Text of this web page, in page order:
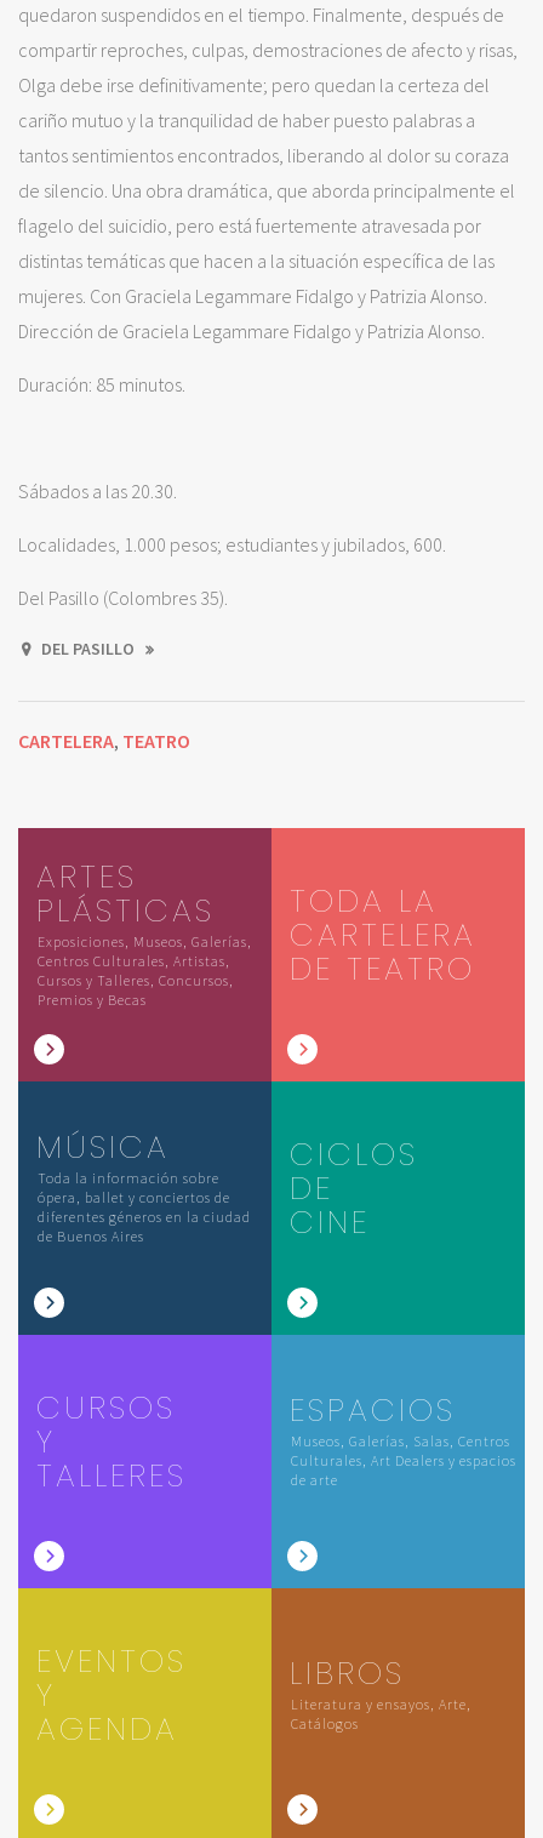
quedaron suspendidos en el tiempo. Finalmente, después de
compartir reproches, culpas, demostraciones de afecto y risas,
Olga debe irse definitivamente; pero quedan la certeza del
cariño mutuo y la tranquilidad de haber puesto palabras a
tantos sentimientos encontrados, liberando al dolor su coraza
de silencio. Una obra dramática, que aborda principalmente el
flagelo del suicidio, pero está fuertemente atravesada por
distintas temáticas que hacen a la situación específica de las
mujeres. Con Graciela Legammare Fidalgo y Patrizia Alonso.
Dirección de Graciela Legammare Fidalgo y Patrizia Alonso.
Duración: 85 minutos.
Sábados a las 20.30.
Localidades, 1.000 pesos; estudiantes y jubilados, 600.
Del Pasillo (Colombres 35).
DEL PASILLO
CARTELERA, TEATRO
ARTES
PLÁSTICAS
Exposiciones, Museos, Galerías,
Centros Culturales, Artistas,
Cursos y Talleres, Concursos,
Premios y Becas
TODA LA
CARTELERA
DE TEATRO
MÚSICA
Toda la información sobre
ópera, ballet y conciertos de
diferentes géneros en la ciudad
de Buenos Aires
CICLOS
DE
CINE
CURSOS
Y
TALLERES
ESPACIOS
Museos, Galerías, Salas, Centros
Culturales, Art Dealers y espacios
de arte
EVENTOS
Y
AGENDA
LIBROS
Literatura y ensayos, Arte,
Catálogos